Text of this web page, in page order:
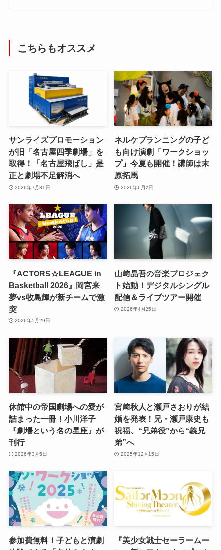
こちらもオススメ
サンライズプロモーション
が旧「名古屋四季劇場」を
取得！「名古屋飛ばし」是
正と劇場不足解消へ
2026年7月31日
ネルケプランニングの子ど
も向け演劇「ワークショッ
プ」今夏も開催！講師は末
原拓馬
2026年6月2日
『ACTORS☆LEAGUE in
Basketball 2026』岡宮来
夢vs牧島輝が新チームで激
突
2026年5月29日
山﨑晶吾の音楽プロジェク
ト始動！デジタルシングル
配信＆ライブツアー開催
2026年4月25日
休館中の帝国劇場への愛が
詰まった一冊！小川洋子
『劇場という名の星座』が
刊行
2026年3月5日
宮﨑秋人と瀬戸さおりが結
婚を発表！兄・瀬戸康史も
祝福、“兄弟役”から“義兄
弟”へ
2025年12月15日
参加費無料！子どもと演劇
『美少女戦士セーラームー